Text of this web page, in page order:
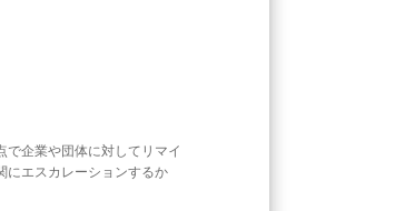
企業や団体に対してリマイ
にエスカレーションするか